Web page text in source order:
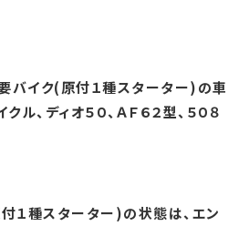
バイク(原付１種スターター)の車
、ディオ５０、ＡＦ６２型、５０８
１種スターター)の状態は、エン